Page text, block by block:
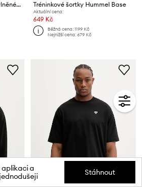
Hummel tričko pánské bavlněné Archive Loose Tréninkové šortky Hummel Base
Aktuální cena:
649 Kč
Běžná cena:1199 Kč
Nejnižší cena:679 Kč
aplikaci a
Stáhnout